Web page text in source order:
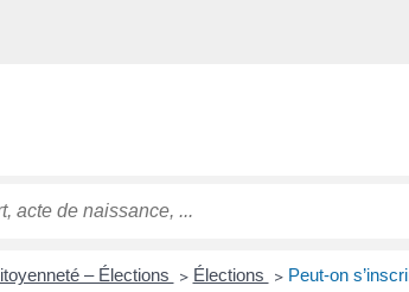
– Élections > Élections > Peut-on